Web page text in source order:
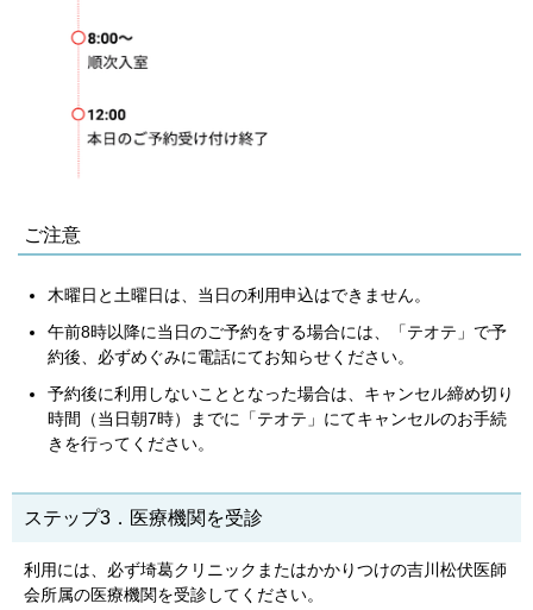
ご注意
木曜日と土曜日は、当日の利用申込はできません。
午前8時以降に当日のご予約をする場合には、「テオテ」で予
約後、必ずめぐみに電話にてお知らせください。
予約後に利用しないこととなった場合は、キャンセル締め切り
時間（当日朝7時）までに「テオテ」にてキャンセルのお手続
きを行ってください。
ステップ3．医療機関を受診
利用には、必ず埼葛クリニックまたはかかりつけの吉川松伏医師
会所属の医療機関を受診してください。